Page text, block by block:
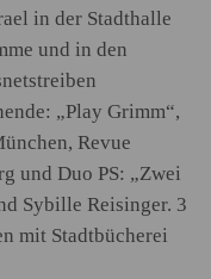
in der Stadthalle
und in den
„Play Grimm“,
Revue
und Duo PS: „Zwei
Sybille Reisinger. 3
mit Stadtbücherei